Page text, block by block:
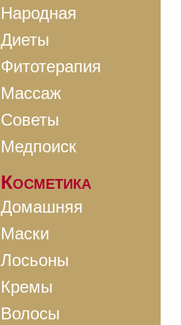
Народная
Диеты
Фитотерапия
Массаж
Советы
Медпоиск
Косметика
Домашняя
Маски
Лосьоны
Кремы
Волосы